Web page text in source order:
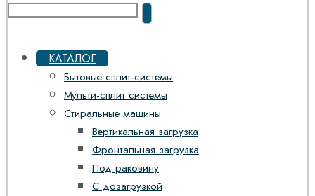
КАТАЛОГ
Бытовые сплит-системы
Мульти-сплит системы
Стиральные машины
Вертикальная загрузка
Фронтальная загрузка
Под раковину
С дозагрузкой